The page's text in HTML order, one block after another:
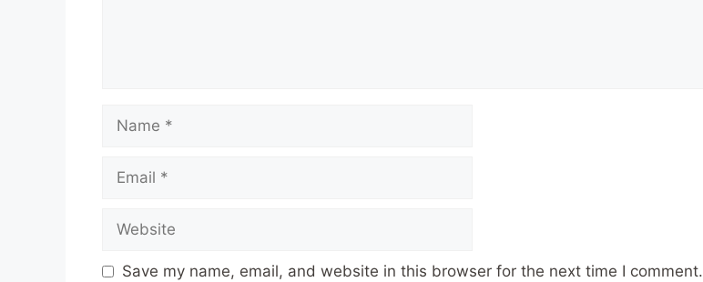
Name
Email
Website
Save my name, email, and website in this browser for the next time I comment.